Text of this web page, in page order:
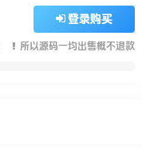
登录购买
所以源码一均出售概不退款